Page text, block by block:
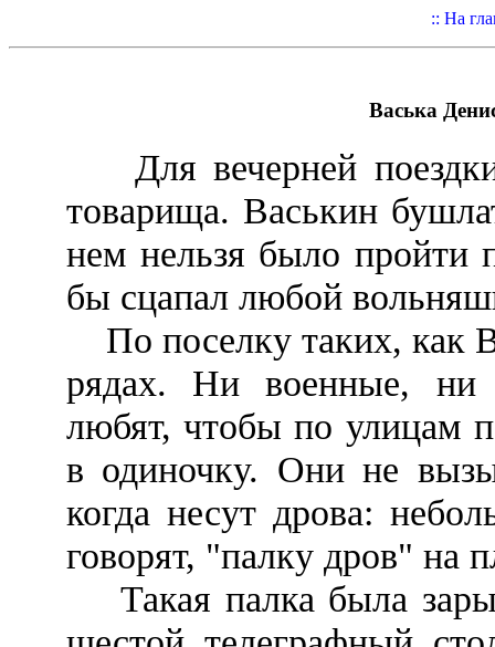
:: На
Васька
Для вечерней
товарища. Васькин
нем нельзя было пройти
бы сцапал любой
По поселку таких, как
рядах. Ни военные, ни
любят, чтобы по улицам
в одиночку. Они не
когда несут дрова:
говорят, "палку дров" на
Такая палка была